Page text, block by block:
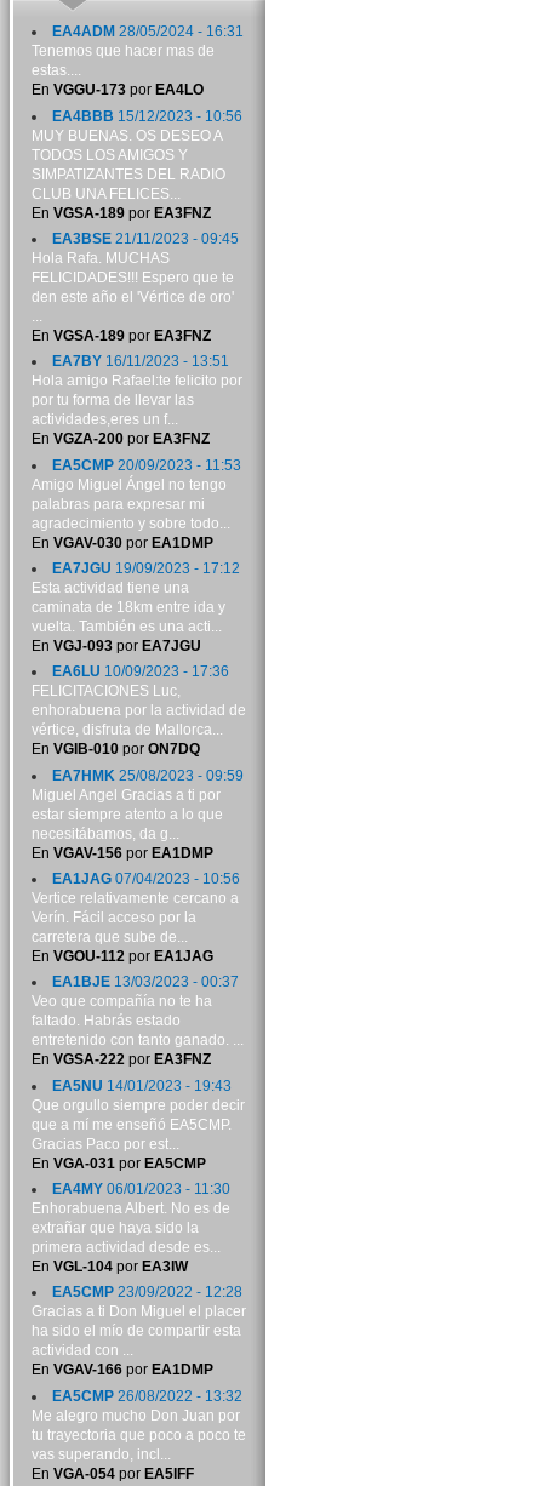
EA4ADM 28/05/2024 - 16:31
Tenemos que hacer mas de
estas....
En VGGU-173por EA4LO
EA4BBB 15/12/2023 - 10:56
MUY BUENAS. OS DESEO A
TODOS LOS AMIGOS Y
SIMPATIZANTES DEL RADIO
CLUB UNA FELICES...
En VGSA-189por EA3FNZ
EA3BSE21/11/2023 - 09:45
Hola Rafa. MUCHAS
FELICIDADES!!! Espero que te
den este año el 'Vértice de oro'
...
En VGSA-189por EA3FNZ
EA7BY16/11/2023 - 13:51
Hola amigo Rafael:te felicito por
por tu forma de llevar las
actividades,eres un f...
En VGZA-200por EA3FNZ
EA5CMP20/09/2023 - 11:53
Amigo Miguel Ángel no tengo
palabras para expresar mi
agradecimiento y sobre todo...
En VGAV-030por EA1DMP
EA7JGU 19/09/2023 - 17:12
Esta actividad tiene una
caminata de 18km entre ida y
vuelta. También es una acti...
En VGJ-093por EA7JGU
EA6LU 10/09/2023 - 17:36
FELICITACIONES Luc,
enhorabuena por la actividad de
vértice, disfruta de Mallorca...
En VGIB-010por ON7DQ
EA7HMK 25/08/2023 - 09:59
Miguel Angel Gracias a ti por
estar siempre atento a lo que
necesitábamos, da g...
En VGAV-156por EA1DMP
EA1JAG07/04/2023 - 10:56
Vertice relativamente cercano a
Verín. Fácil acceso por la
carretera que sube de...
En VGOU-112por EA1JAG
EA1BJE13/03/2023 - 00:37
Veo que compañía no te ha
faltado. Habrás estado
entretenido con tanto ganado. ...
En VGSA-222por EA3FNZ
EA5NU 14/01/2023 - 19:43
Que orgullo siempre poder decir
que a mí me enseñó EA5CMP.
Gracias Paco por est...
En VGA-031 por EA5CMP
EA4MY06/01/2023 - 11:30
Enhorabuena Albert. No es de
extrañar que haya sido la
primera actividad desde es...
En VGL-104por EA3IW
EA5CMP23/09/2022 - 12:28
Gracias a ti Don Miguel el placer
ha sido el mío de compartir esta
actividad con ...
En VGAV-166por EA1DMP
EA5CMP26/08/2022 - 13:32
Me alegro mucho Don Juan por
tu trayectoria que poco a poco te
vas superando, incl...
En VGA-054por EA5IFF